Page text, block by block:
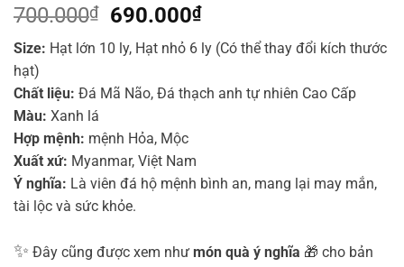
700.000₫
Giá
gốc
là:
700.000₫.
690.000₫Giá
hiện
tại
690.000₫.
Size: Hạt lớn 10 ly, Hạt nhỏ 6 ly (Có thể thay đổi kích thước
hạt)
Chất liệu: Đá Mã Não, Đá thạch anh tự nhiên Cao Cấp
Màu: Xanh lá
Hợp mệnh: mệnh Hỏa, Mộc
Xuất xứ: Myanmar, Việt Nam
Ý nghĩa: Là viên đá hộ mệnh bình an, mang lại may mắn,
tài lộc và sức khỏe.
✨ Đây cũng được xem như món quà ý nghĩa 🎁 cho bản